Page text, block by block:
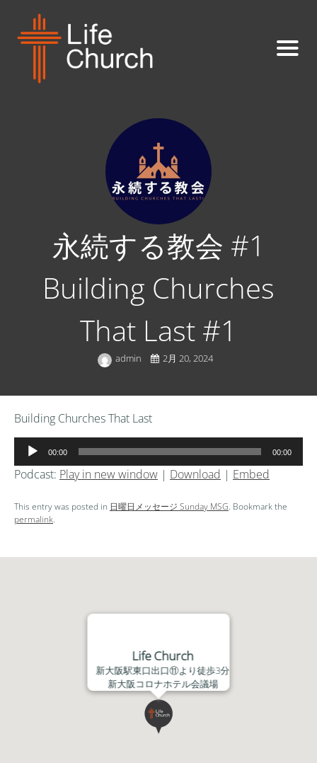
永続する教会 #1
Building Churches
That Last #1
admin 2月 20, 2024
Building Churches That Last
声
プ
ー
00:00 00:00
Podcast: Play in new window | Download | Embed
This entry was posted in 日曜日メッセージ Sunday MSG. Bookmark the
permalink.
Life Church
新大阪駅東口出口⑪より徒歩3分
新大阪コロナホテル会議場